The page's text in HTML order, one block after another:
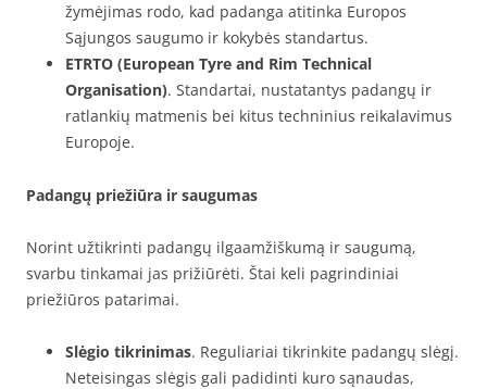
žymėjimas rodo, kad padanga atitinka Europos
Sąjungos saugumo ir kokybės standartus.
ETRTO (European Tyre and Rim Technical
Organisation). Standartai, nustatantys padangų ir
ratlankių matmenis bei kitus techninius reikalavimus
Europoje.
Padangų priežiūra ir saugumas
Norint užtikrinti padangų ilgaamžiškumą ir saugumą,
svarbu tinkamai jas prižiūrėti. Štai keli pagrindiniai
priežiūros patarimai.
Slėgio tikrinimas. Reguliariai tikrinkite padangų slėgį.
Neteisingas slėgis gali padidinti kuro sąnaudas,